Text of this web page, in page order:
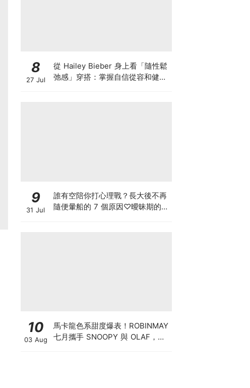
8
27 Jul
從 Hailey Bieber 身上看「隨性鬆
弛感」穿搭：掌握自信從容和健康
9
31 Jul
誰有空陪你打心理戰？長大後不再
隨便暈船的 7 個原因♡曖昧期的冷
10
03 Aug
馬卡龍色系甜度爆表！ROBINMAY
七月攜手 SNOOPY 與 OLAF，打